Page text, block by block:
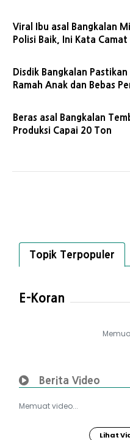
Viral Ibu asal Bangkalan
Polisi Baik, Ini Kata
Disdik Bangkalan
Ramah Anak dan Bebas
Beras asal Bangkalan
Produksi Capai 20 Ton
Topik Terpopuler
E-Koran
Berita Video
Memuat video...
Lihat